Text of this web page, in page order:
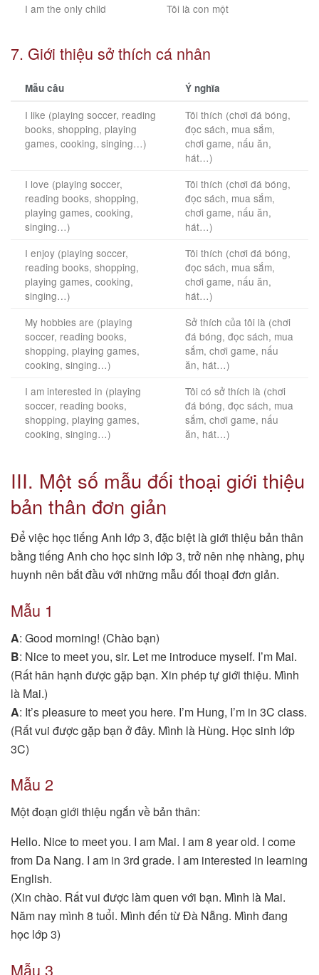
I am the only child
Tôi là con một
7. Giới thiệu sở thích cá nhân
Mẫu câu Ý nghĩa
I like (playing soccer, reading
books, shopping, playing
games, cooking, singing…)
Tôi thích (chơi đá bóng,
đọc sách, mua sắm,
chơi game, nấu ăn,
hát…)
I love (playing soccer,
reading books, shopping,
playing games, cooking,
singing…)
Tôi thích (chơi đá bóng,
đọc sách, mua sắm,
chơi game, nấu ăn,
hát…)
I enjoy (playing soccer,
reading books, shopping,
playing games, cooking,
singing…)
Tôi thích (chơi đá bóng,
đọc sách, mua sắm,
chơi game, nấu ăn,
hát…)
My hobbies are (playing
soccer, reading books,
shopping, playing games,
cooking, singing…)
Sở thích của tôi là (chơi
đá bóng, đọc sách, mua
sắm, chơi game, nấu
ăn, hát…)
I am interested in (playing
soccer, reading books,
shopping, playing games,
cooking, singing…)
Tôi có sở thích là (chơi
đá bóng, đọc sách, mua
sắm, chơi game, nấu
ăn, hát…)
III. Một số mẫu đối thoại giới thiệu
bản thân đơn giản
Để việc học tiếng Anh lớp 3, đặc biệt là giới thiệu bản thân
bằng tiếng Anh cho học sinh lớp 3, trở nên nhẹ nhàng, phụ
huynh nên bắt đầu với những mẫu đối thoại đơn giản.
Mẫu 1
A: Good morning! (Chào bạn)
B: Nice to meet you, sir. Let me introduce myself. I’m Mai.
(Rất hân hạnh được gặp bạn. Xin phép tự giới thiệu. Mình
là Mai.)
A: It’s pleasure to meet you here. I’m Hung, I’m in 3C class.
(Rất vui được gặp bạn ở đây. Mình là Hùng. Học sinh lớp
3C)
Mẫu 2
Một đoạn giới thiệu ngắn về bản thân:
Hello. Nice to meet you. I am Mai. I am 8 year old. I come
from Da Nang. I am in 3rd grade. I am interested in learning
English.
(Xin chào. Rất vui được làm quen với bạn. Mình là Mai.
Năm nay mình 8 tuổi. Mình đến từ Đà Nẵng. Mình đang
học lớp 3)
Mẫu 3